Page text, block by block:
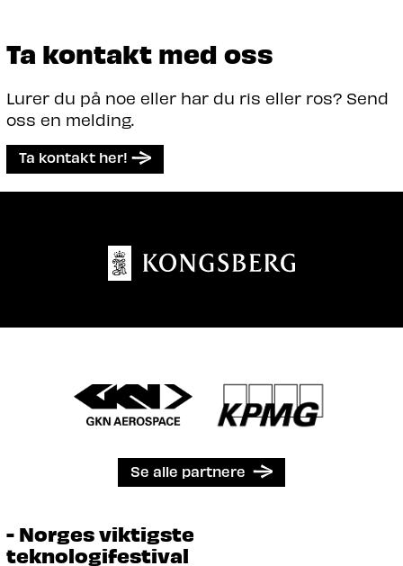
Ta kontakt med oss
Lurer du på noe eller har du ris eller ros? Send
oss en melding.
Ta kontakt her!
Se alle partnere
- Norges viktigste
teknologifestival